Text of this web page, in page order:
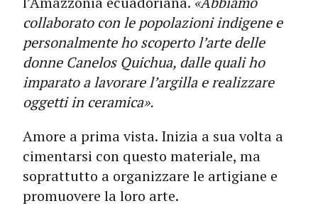
collaborato con le popolazioni indigene e
personalmente ho scoperto l’arte delle
donne Canelos Quichua, dalle quali ho
imparato a lavorare l’argilla e realizzare
oggetti in ceramica».
Amore a prima vista. Inizia a sua volta a
cimentarsi con questo materiale, ma
soprattutto a organizzare le artigiane e
promuovere la loro arte.